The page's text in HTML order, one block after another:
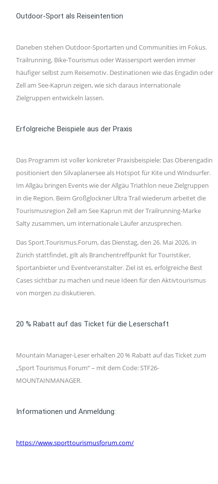
Outdoor-Sport als Reiseintention
Daneben stehen Outdoor-Sportarten und Communities im Fokus.
Trailrunning, Bike-Tourismus oder Wassersport werden immer
häufiger selbst zum Reisemotiv. Destinationen wie das Engadin oder
Zell am See-Kaprun zeigen, wie sich daraus internationale
Zielgruppen entwickeln lassen.
Erfolgreiche Beispiele aus der Praxis
Das Programm ist voller konkreter Praxisbeispiele: Das Oberengadin
positioniert den Silvaplanersee als Hotspot für Kite und Windsurfer.
Im Allgäu bringen Events wie der Allgäu Triathlon neue Zielgruppen
in die Region. Beim Großglockner Ultra Trail wiederum arbeitet die
Tourismusregion Zell am See Kaprun mit der Trailrunning-Marke
Salty zusammen, um internationale Läufer anzusprechen.
Das Sport.Tourismus.Forum, das Dienstag, den 26. Mai 2026, in
Zürich stattfindet, gilt als Branchentreffpunkt für Touristiker,
Sportanbieter und Eventveranstalter. Ziel ist es, erfolgreiche Best
Cases sichtbar zu machen und neue Ideen für den Aktivtourismus
von morgen zu diskutieren.
20 % Rabatt auf das Ticket für die Leserschaft
Mountain Manager-Leser erhalten 20 % Rabatt auf das Ticket zum
„Sport Tourismus Forum“ – mit dem Code: STF26-
MOUNTAINMANAGER.
Informationen und Anmeldung:
https://www.sporttourismusforum.com/